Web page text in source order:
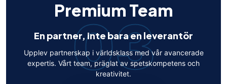
03
Premium Team
En partner, inte bara en leverantör
Upplev partnerskap i världsklass med vår avancerade
expertis. Vårt team, präglat av spetskompetens och
kreativitet.